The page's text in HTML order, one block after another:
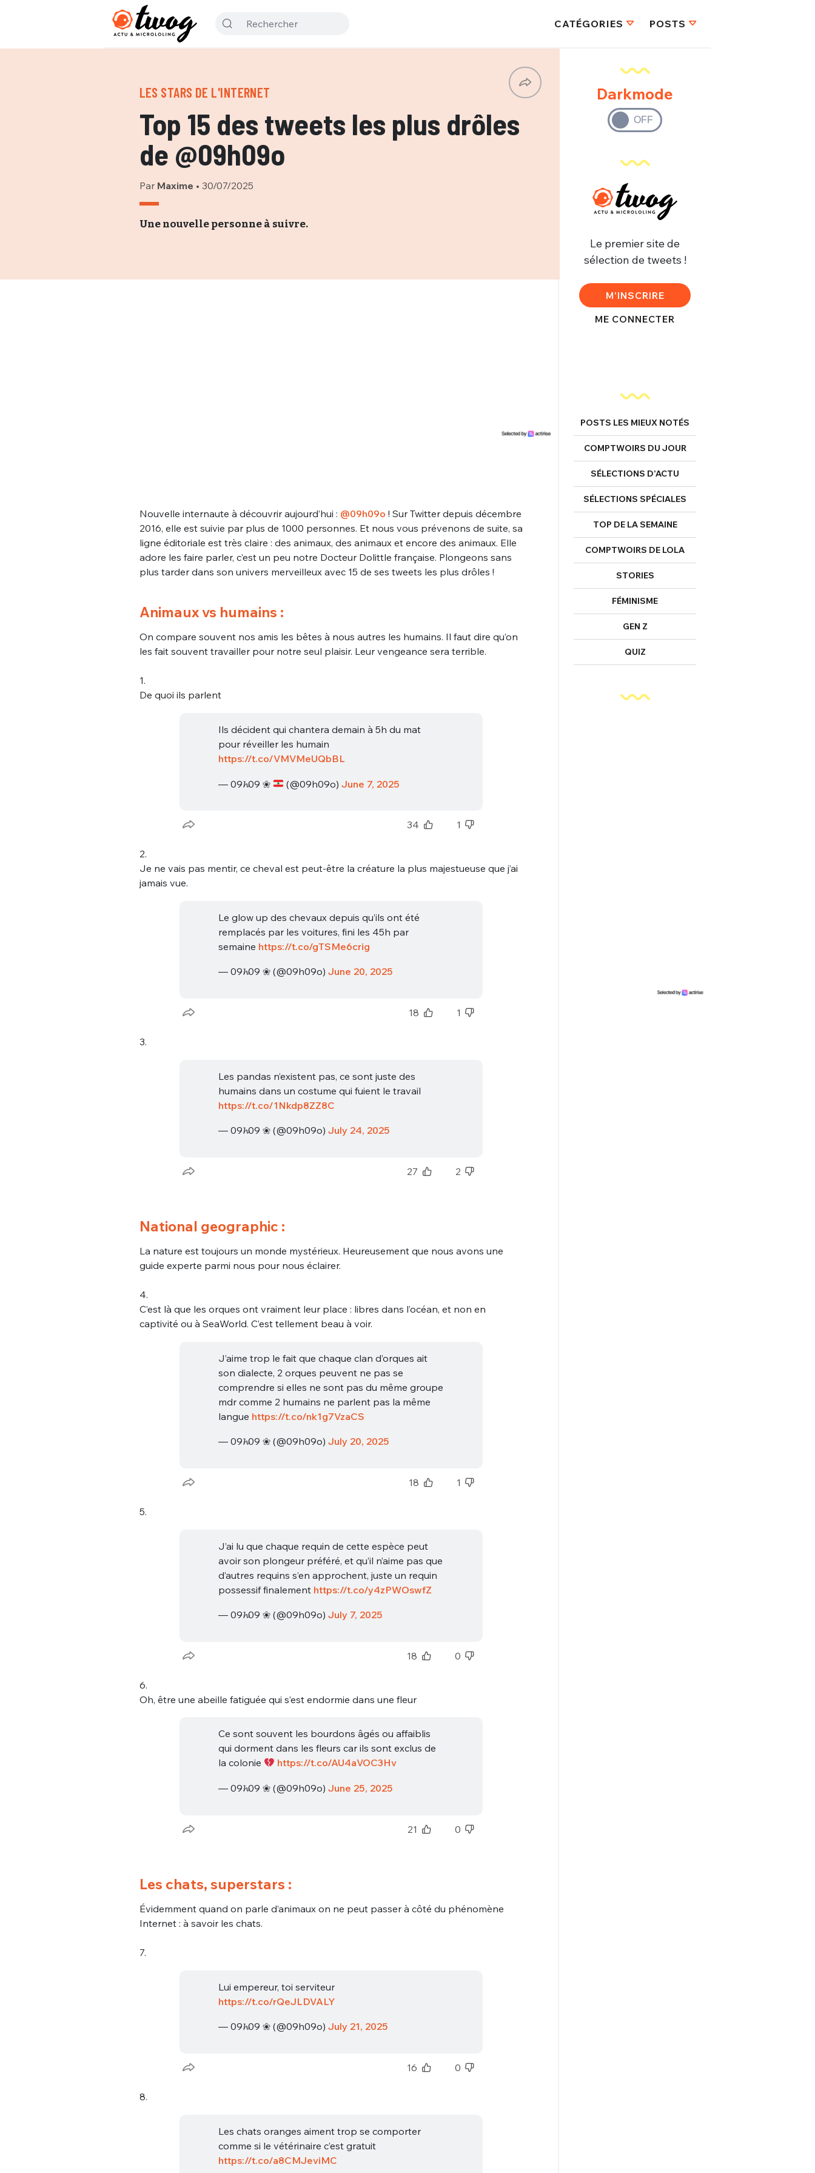
CATÉGORIES POSTS
LES STARS DE L'INTERNET
Top 15 des tweets les plus drôles
de @09h09o
Par Maxime • 30/07/2025
Une nouvelle personne à suivre.
Nouvelle internaute à découvrir aujourd’hui : @09h09o ! Sur Twitter depuis décembre
2016, elle est suivie par plus de 1000 personnes. Et nous vous prévenons de suite, sa
ligne éditoriale est très claire : des animaux, des animaux et encore des animaux. Elle
adore les faire parler, c’est un peu notre Docteur Dolittle française. Plongeons sans
plus tarder dans son univers merveilleux avec 15 de ses tweets les plus drôles !
Animaux vs humains :
On compare souvent nos amis les bêtes à nous autres les humains. Il faut dire qu’on
les fait souvent travailler pour notre seul plaisir. Leur vengeance sera terrible.
1.
De quoi ils parlent
Ils décident qui chantera demain à 5h du mat
pour réveiller les humain
https://t.co/VMVMeUQbBL
— 09𝓱09 ❀ (@09h09o)June 7, 2025
34 1
2.
Je ne vais pas mentir, ce cheval est peut-être la créature la plus majestueuse que j’ai
jamais vue.
Le glow up des chevaux depuis qu’ils ont été
remplacés par les voitures, fini les 45h par
semaine https://t.co/gTSMe6crig
— 09𝓱09 ❀ (@09h09o) June 20, 2025
18 1
3.
Les pandas n’existent pas, ce sont juste des
humains dans un costume qui fuient le travail
https://t.co/1Nkdp8ZZ8C
— 09𝓱09 ❀ (@09h09o) July 24, 2025
27 2
National geographic :
La nature est toujours un monde mystérieux. Heureusement que nous avons une
guide experte parmi nous pour nous éclairer.
4.
C’est là que les orques ont vraiment leur place : libres dans l’océan, et non en
captivité ou à SeaWorld. C’est tellement beau à voir.
J’aime trop le fait que chaque clan d’orques ait
son dialecte, 2 orques peuvent ne pas se
comprendre si elles ne sont pas du même groupe
mdr comme 2 humains ne parlent pas la même
langue https://t.co/nk1g7VzaCS
— 09𝓱09 ❀ (@09h09o) July 20, 2025
18 1
5.
J’ai lu que chaque requin de cette espèce peut
avoir son plongeur préféré, et qu’il n’aime pas que
d’autres requins s’en approchent, juste un requin
possessif finalement https://t.co/y4zPWOswfZ
— 09𝓱09 ❀ (@09h09o) July 7, 2025
18 0
6.
Oh, être une abeille fatiguée qui s’est endormie dans une fleur
Ce sont souvent les bourdons âgés ou affaiblis
qui dorment dans les fleurs car ils sont exclus de
la colonie
https://t.co/AU4aVOC3Hv
— 09𝓱09 ❀ (@09h09o) June 25, 2025
21 0
Les chats, superstars :
Évidemment quand on parle d’animaux on ne peut passer à côté du phénomène
Internet : à savoir les chats.
7.
Lui empereur, toi serviteur
https://t.co/rQeJLDVALY
— 09𝓱09 ❀ (@09h09o) July 21, 2025
16 0
8.
Les chats oranges aiment trop se comporter
comme si le vétérinaire c’est gratuit
https://t.co/a8CMJeviMC
Darkmode
Le premier site de
sélection de tweets !
M'INSCRIRE
ME CONNECTER
POSTS LES MIEUX NOTÉS
COMPTWOIRS DU JOUR
SÉLECTIONS D’ACTU
SÉLECTIONS SPÉCIALES
TOP DE LA SEMAINE
COMPTWOIRS DE LOLA
STORIES
FÉMINISME
GEN Z
QUIZ
Bienvenue !
EMAIL*
tweets
C'EST PARTI
sélection
M'INSCRIRE
ME CONNECTER